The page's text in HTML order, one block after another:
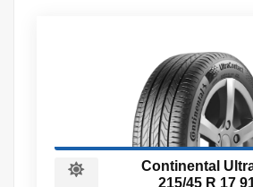
Continental
215/45 R 17